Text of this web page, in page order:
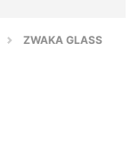
ZWAKA GLASS